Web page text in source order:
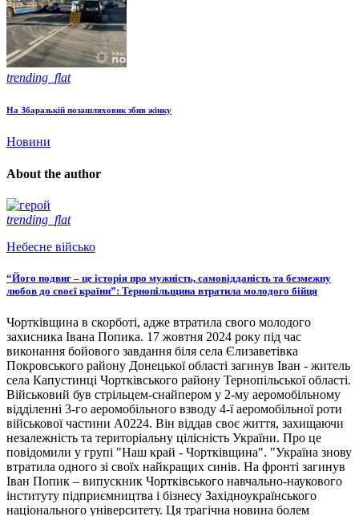
trending_flat
На Збаразькій позашляховик збив жінку
Новини
About the author
trending_flat
Небесне військо
“Його подвиг – це історія про мужність, самовідданість та безмежну
любов до своєї країни”: Тернопільщина втратила молодого бійця
Чортківщина в скорботі, адже втратила свого молодого
захисника Івана Попика. 17 жовтня 2024 року під час
виконання бойового завдання біля села Єлизаветівка
Покровського району Донецької області загинув Іван - житель
села Капустинці Чортківського району Тернопільської області.
Військовий був стрільцем-снайпером у 2-му аеромобільному
відділенні 3-го аеромобільного взводу 4-ї аеромобільної роти
військової частини А0224. Він віддав своє життя, захищаючи
незалежність та територіальну цілісність України. Про це
повідомили у групі "Наш край - Чортківщина". "Україна знову
втратила одного зі своїх найкращих синів. На фронті загинув
Іван Попик – випускник Чортківського навчально-наукового
інституту підприємництва і бізнесу Західноукраїнського
національного університету. Ця трагічна новина болем